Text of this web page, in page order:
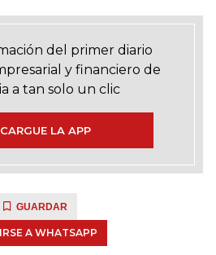
del primer diario
y financiero de
a tan solo un clic
LA APP
GUARDAR
A WHATSAPP